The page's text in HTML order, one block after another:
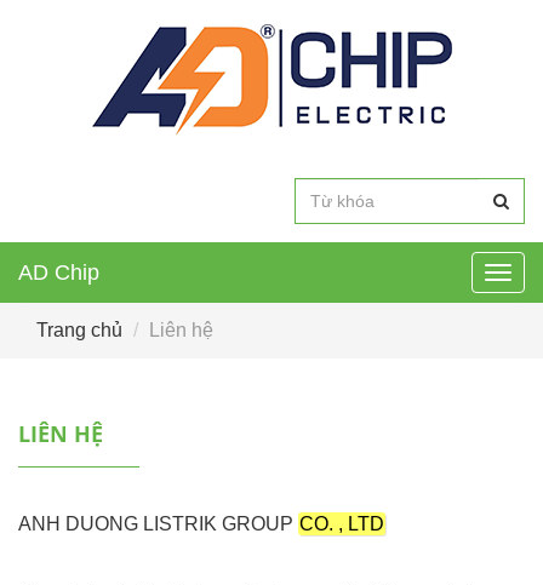
AD Chip
Trang chủ Liên hệ
LIÊN HỆ
ANH DUONG LISTRIK GROUP CO. , LTD